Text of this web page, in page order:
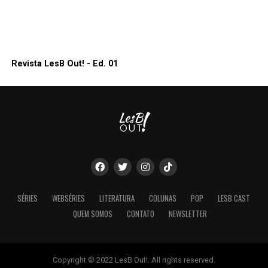
Revista LesB Out! - Ed. 01
SÉRIES WEBSÉRIES LITERATURA COLUNAS POP
LESB CAST
QUEM SOMOS
CONTATO NEWSLETTER
Copyright © 2022 LesB Out!. All rights reserved.